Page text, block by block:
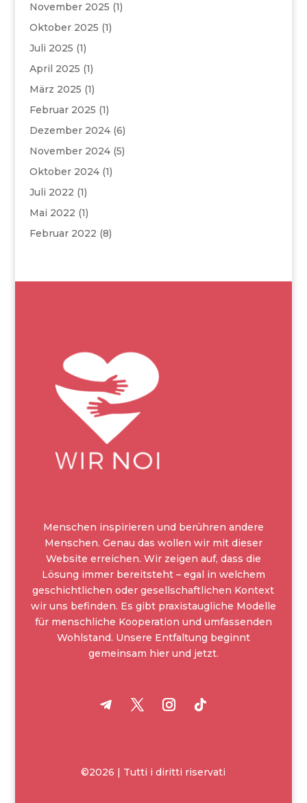
November 2025 (1)
Oktober 2025 (1)
Juli 2025 (1)
April 2025 (1)
März 2025 (1)
Februar 2025 (1)
Dezember 2024(6)
November 2024(5)
Oktober 2024(1)
Juli 2022 (1)
Mai 2022 (1)
Februar 2022 (8)
Menschen inspirieren und berühren andere
Menschen. Genau das wollen wir mit dieser
Website erreichen. Wir zeigen auf, dass die
Lösung immer bereitsteht – egal in welchem
geschichtlichen oder gesellschaftlichen Kontext
wir uns befinden. Es gibt praxistaugliche Modelle
für menschliche Kooperation und umfassenden
Wohlstand. Unsere Entfaltung beginnt
gemeinsam hier und jetzt.
©2026 | Tutti i diritti riservati